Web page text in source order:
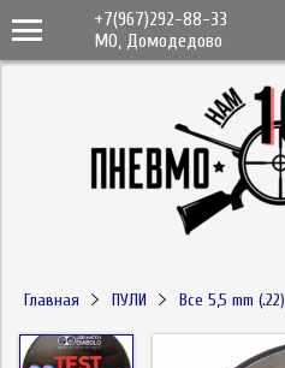
+7(967)292-88-33
МО, Домодедово
Главная ПУЛИ Все 5,5 mm (.22)